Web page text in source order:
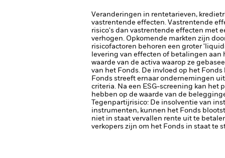
Veranderingen in rentetarieven,
vastrentende effecten. Vastrentende
risico's dan vastrentende effecten met
verhogen. Opkomende markten zijn
risicofactoren behoren een groter
levering van effecten of betalingen
waarde van de activa waarop ze
van het Fonds. De invloed op het
Fonds streeft ernaar ondernemingen
criteria. Na een ESG-screening kan
hebben op de waarde van de
Tegenpartijrisico: De insolventie van
instrumenten, kunnen het Fonds
niet in staat vervallen rente uit te
verkopers zijn om het Fonds in staat te